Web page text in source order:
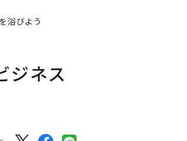
浴びよう
ジネス